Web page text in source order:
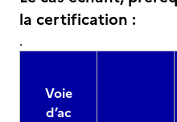
la certification :
.
Voie
d’ac